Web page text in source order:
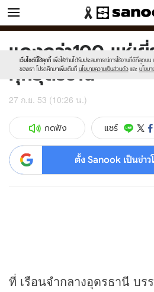
ข่าว
เว็บไซต์นี้ใช้คุกกี้ เพื่อให้ท่านได้รับประสบการณ์การใช้งานที่ดีที่สุดบน
ของเรา โปรดศึกษาเพิ่มเติมที่ นโยบายความเป็นส่วนตัว และ นโยบา
Sanook
//s.isanook.com/sr/0/images/logo-
new-
sanook.png
600
60
แดงกว่า100 แห่เ
คุกอุดรธานี
27 ก.ย. 53 (10:26 น.)
กดฟัง แชร์
ตั้ง Sanook เป็นข่า
ที่ เรือนจำกลางอุดรธานี บร